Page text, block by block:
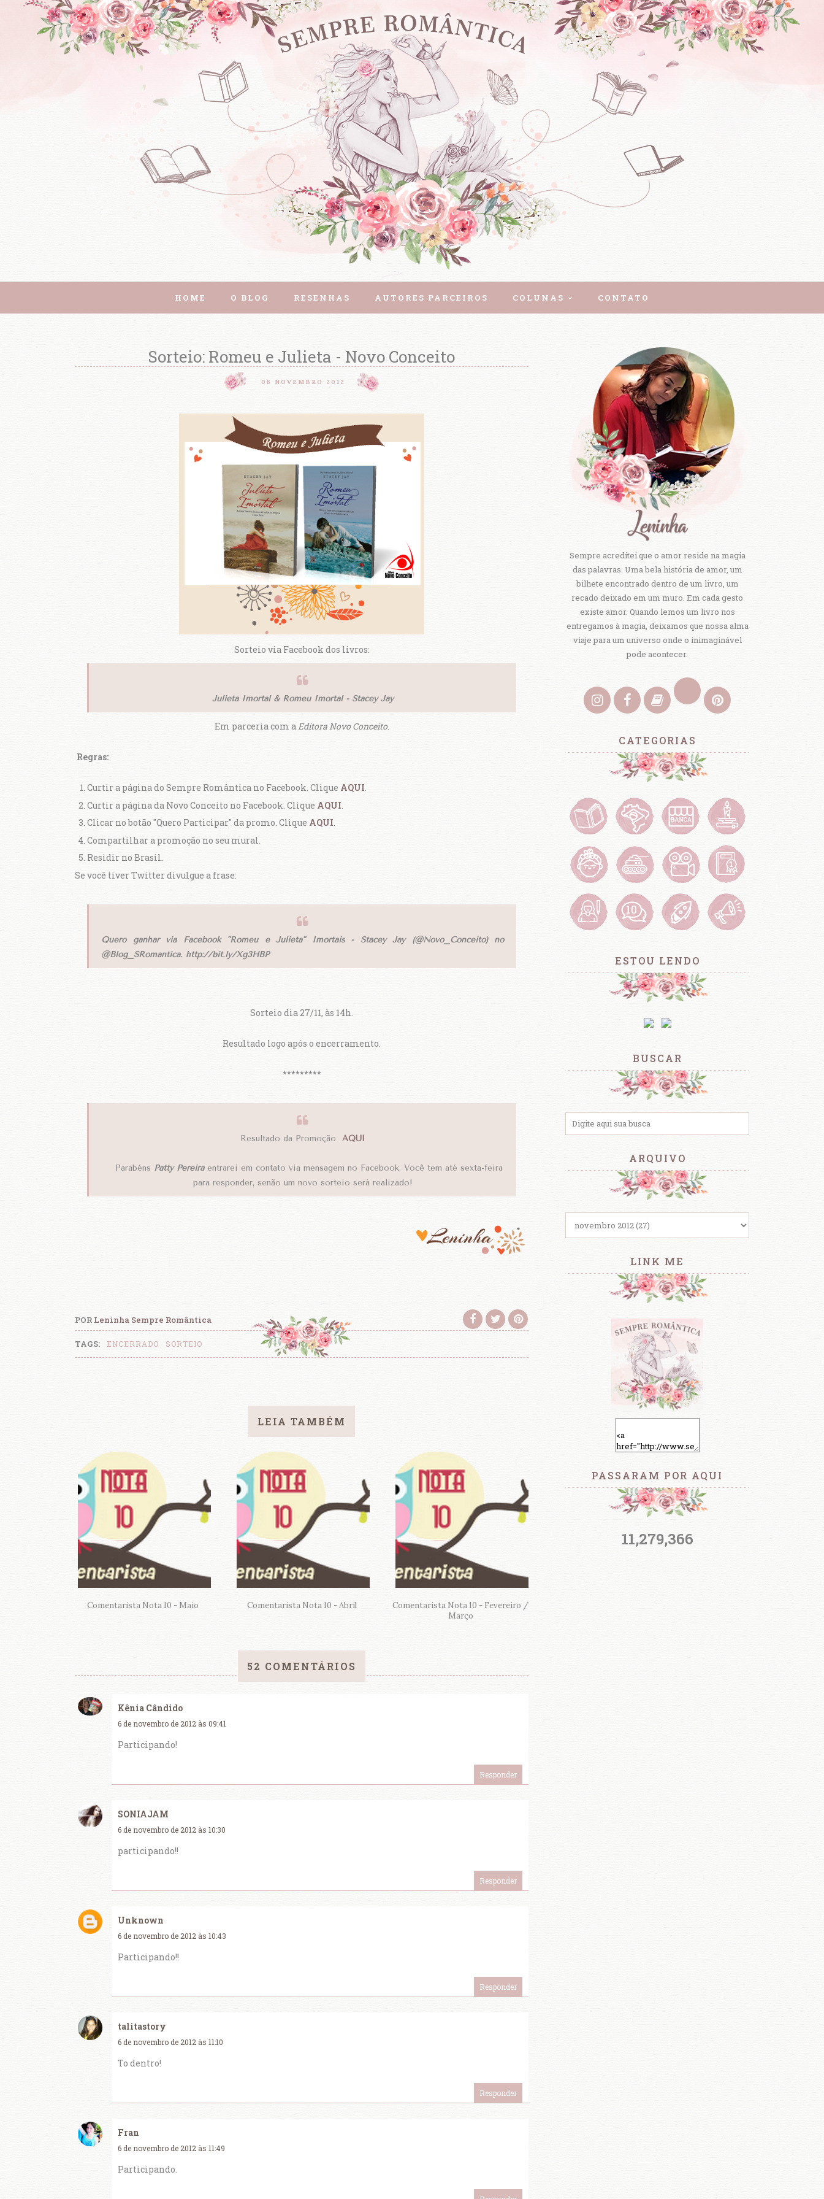
HOME O BLOG RESENHAS AUTORES PARCEIROS COLUNAS CONTATO
Sorteio: Romeu e Julieta - Novo Conceito
06 NOVEMBRO 2012
Sorteio via Facebook dos livros:
Julieta Imortal & Romeu Imortal - Stacey Jay
Em parceria com aEditora Novo Conceito.
Regras:
Curtir a página do Sempre Romântica no Facebook. Clique AQUI.
Curtir a página da Novo Conceito no Facebook. Clique AQUI
Clicar no botão "Quero Participar" da promo. Clique AQUI.
Compartilhar a promoção no seu mural.
Residir no Brasil.
Se você tiver Twitter divulgue a frase:
Quero ganhar via Facebook "Romeu e Julieta" Imortais - Stacey Jay (@Novo_Conceito) no
@Blog_SRomantica. http://bit.ly/Xg3HBP
Sorteio dia 27/11, às 14h.
Resultado logo após o encerramento.
*********
Resultado da Promoção AQUI
Parabéns Patty Pereiraentrarei em contato via mensagem no Facebook. Você tem até sexta-feira
para responder, senão um novo sorteio será realizado!
POR Leninha Sempre Romântica
TAGS: ENCERRADO SORTEIO
LEIA TAMBÉM
Comentarista Nota 10 - Maio Comentarista Nota 10 - Abril
Comentarista Nota 10 - Fevereiro /
Março
52 COMENTÁRIOS
Kênia Cândido
6 de novembro de 2012 às 09:41
Participando!
Responder
SONIAJAM
6 de novembro de 2012 às 10:30
participando!!
Responder
Unknown
6 de novembro de 2012 às 10:43
Participando!!
Responder
talitastory
6 de novembro de 2012 às 11:10
To dentro!
Responder
Fran
6 de novembro de 2012 às 11:49
Participando.
Sempre acreditei que o amor reside na magia
das palavras. Uma bela história de amor, um
bilhete encontrado dentro de um livro, um
recado deixado em um muro. Em cada gesto
existe amor. Quando lemos um livro nos
entregamos à magia, deixamos que nossa alma
viaje para um universo onde o inimaginável
pode acontecer.
CATEGORIAS
ESTOU LENDO
BUSCAR
ARQUIVO
LINK ME
PASSARAM POR AQUI
11,279,366